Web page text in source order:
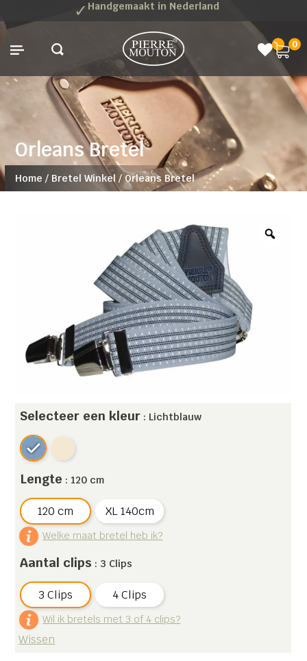
✓ Handgemaakt in Nederland
0
Orleans Bretel
Home / Bretel Winkel / Orleans Bretel
Selecteer een kleur : Lichtblauw
Lengte : 120 cm
120 cm XL 140cm
Welke maat bretel heb ik?
Aantal clips : 3 Clips
3 Clips 4 Clips
Wil ik bretels met 3 of 4 clips?
Wissen